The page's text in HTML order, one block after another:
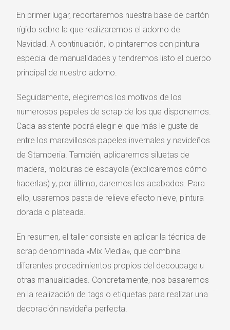
En primer lugar, recortaremos nuestra base de cartón
rígido sobre la que realizaremos el adorno de
Navidad. A continuación, lo pintaremos con pintura
especial de manualidades y tendremos listo el cuerpo
principal de nuestro adorno.
Seguidamente, elegiremos los motivos de los
numerosos papeles de scrap de los que disponemos.
Cada asistente podrá elegir el que más le guste de
entre los maravillosos papeles invernales y navideños
de Stamperia. También, aplicaremos siluetas de
madera, molduras de escayola (explicaremos cómo
hacerlas) y, por último, daremos los acabados. Para
ello, usaremos pasta de relieve efecto nieve, pintura
dorada o plateada.
En resumen, el taller consiste en aplicar la técnica de
scrap denominada «Mix Media», que combina
diferentes procedimientos propios del decoupage u
otras manualidades. Concretamente, nos basaremos
en la realización de tags o etiquetas para realizar una
decoración navideña perfecta.